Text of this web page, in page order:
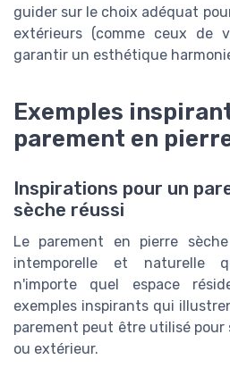
guider sur le choix adéquat
extérieurs (comme ceux de
garantir un esthétique
Exemples
parement en
Inspirations pour un
sèche réussi
Le parement en pierre
intemporelle et naturelle
n'importe quel espace
exemples inspirants qui
parement peut être utilisé
ou extérieur.